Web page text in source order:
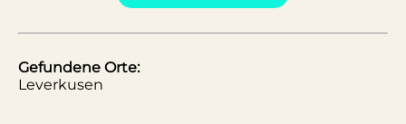
Gefundene Orte:
Leverkusen